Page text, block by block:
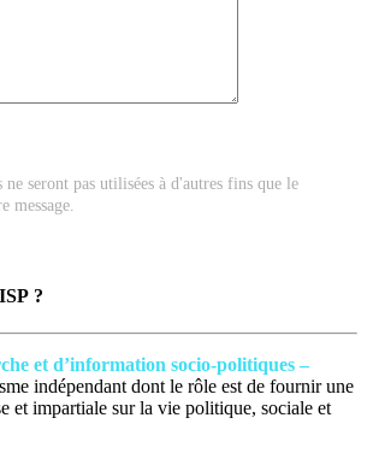
ne seront pas utilisées à d'autres fins que le
message.
?
et d’information socio-politiques –
indépendant dont le rôle est de fournir une
et impartiale sur la vie politique, sociale et